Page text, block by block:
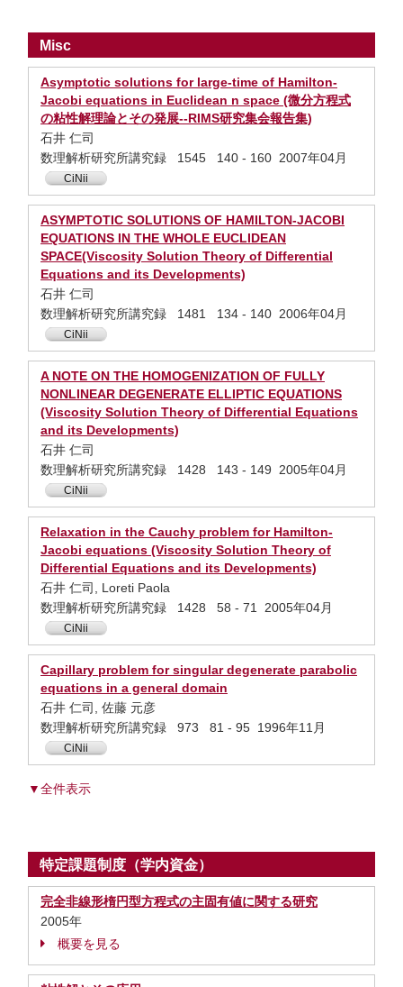
Misc
Asymptotic solutions for large-time of Hamilton-
Jacobi equations in Euclidean n space (微分方程式
の粘性解理論とその発展--RIMS研究集会報告集)
石井 仁司
数理解析研究所講究録 1545 140 - 160 2007年04月
CiNii
ASYMPTOTIC SOLUTIONS OF HAMILTON-JACOBI
EQUATIONS IN THE WHOLE EUCLIDEAN
SPACE(Viscosity Solution Theory of Differential
Equations and its Developments)
石井 仁司
数理解析研究所講究録 1481 134 - 140 2006年04月
CiNii
A NOTE ON THE HOMOGENIZATION OF FULLY
NONLINEAR DEGENERATE ELLIPTIC EQUATIONS
(Viscosity Solution Theory of Differential Equations
and its Developments)
石井 仁司
数理解析研究所講究録 1428 143 - 149 2005年04月
CiNii
Relaxation in the Cauchy problem for Hamilton-
Jacobi equations (Viscosity Solution Theory of
Differential Equations and its Developments)
石井 仁司, Loreti Paola
数理解析研究所講究録 1428 58 - 71 2005年04月
CiNii
Capillary problem for singular degenerate parabolic
equations in a general domain
石井 仁司, 佐藤 元彦
数理解析研究所講究録 973 81 - 95 1996年11月
CiNii
▼全件表示
特定課題制度（学内資金）
完全非線形楕円型方程式の主固有値に関する研究
2005年
概要を見る